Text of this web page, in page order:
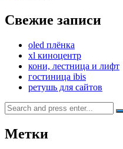
Свежие записи
oled плёнка
xl киноцентр
кони, лестница и лифт
гостиница ibis
ретушь для сайтов
Search
for:
Метки